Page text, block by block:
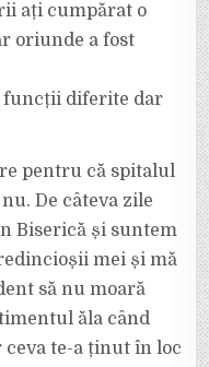
ați cumpărat o
oriunde a fost
funcții diferite dar
pentru că spitalul
De câteva zile
Biserică și suntem
mei și mă
să nu moară
ăla când
te-a ținut în loc